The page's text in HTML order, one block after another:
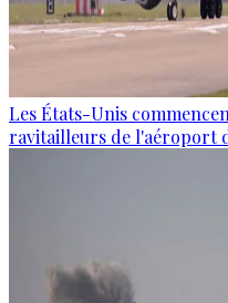
Les États-Unis
ravitailleurs de l'aéroport